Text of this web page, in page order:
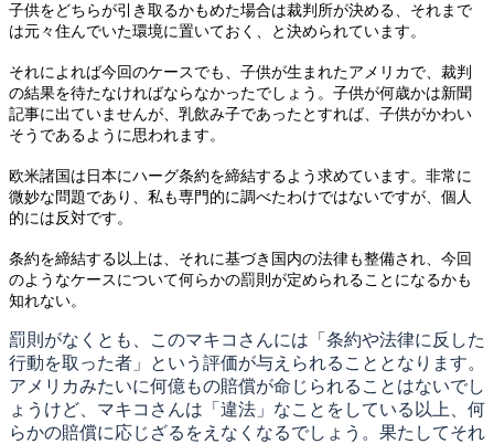
子供をどちらが引き取るかもめた場合は裁判所が決める、それまで
は元々住んでいた環境に置いておく、と決められています。
それによれば今回のケースでも、子供が生まれたアメリカで、裁判
の結果を待たなければならなかったでしょう。子供が何歳かは新聞
記事に出ていませんが、乳飲み子であったとすれば、子供がかわい
そうであるように思われます。
欧米諸国は日本にハーグ条約を締結するよう求めています。非常に
微妙な問題であり、私も専門的に調べたわけではないですが、個人
的には反対です。
条約を締結する以上は、それに基づき国内の法律も整備され、今回
のようなケースについて何らかの罰則が定められることになるかも
知れない。
罰則がなくとも、このマキコさんには「条約や法律に反した
行動を取った者」という評価が与えられることとなります。
アメリカみたいに何億もの賠償が命じられることはないでし
ょうけど、マキコさんは「違法」なことをしている以上、何
らかの賠償に応じざるをえなくなるでしょう。果たしてそれ